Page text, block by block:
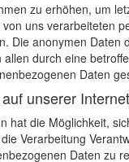
zu erhöhen, um
uns verarbeiteten
Die anonymen Daten
durch eine
Daten
unserer
hat die Möglichkeit,
Verarbeitung
Daten zu